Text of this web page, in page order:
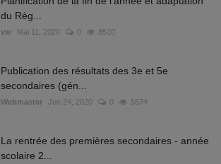
du Règ...
vw Mai 11, 2020 0 8510
Publication des résultats des 3e et 5e
secondaires (gén...
Webmaster Jun 24, 2020 0 5574
La rentrée des premières secondaires - année
scolaire 2...